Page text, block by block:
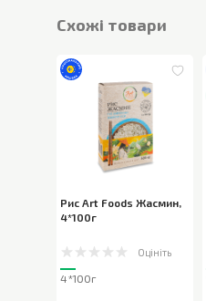
Cхожі товари
Рис Art Foods Жасмин,
4*100г
Оцініть
4*100г